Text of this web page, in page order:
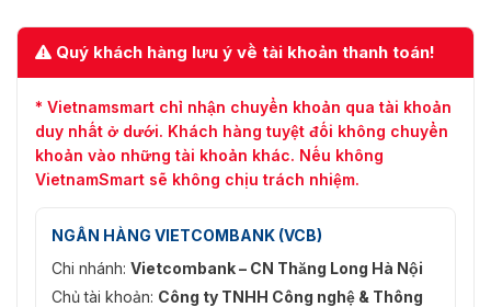
Quý khách hàng lưu ý về tài khoản thanh toán!
* Vietnamsmart chỉ nhận chuyển khoản qua tài khoản
duy nhất ở dưới. Khách hàng tuyệt đối không chuyển
khoản vào những tài khoản khác. Nếu không
VietnamSmart sẽ không chịu trách nhiệm.
NGÂN HÀNG VIETCOMBANK (VCB)
Chi nhánh: Vietcombank – CN Thăng Long Hà Nội
Chủ tài khoản: Công ty TNHH Công nghệ & Thông